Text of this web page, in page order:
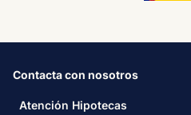
Contacta con nosotros
Atención Hipotecas